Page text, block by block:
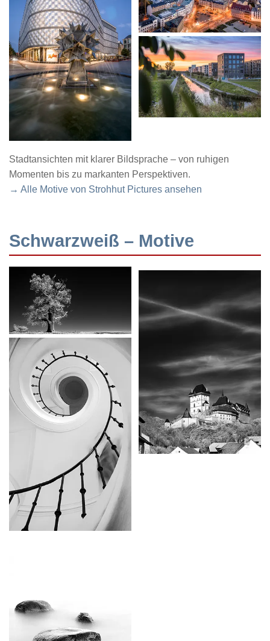
Stadtansichten mit klarer Bildsprache – von ruhigen
Momenten bis zu markanten Perspektiven.
→ Alle Motive von Strohhut Pictures ansehen
Schwarzweiß – Motive